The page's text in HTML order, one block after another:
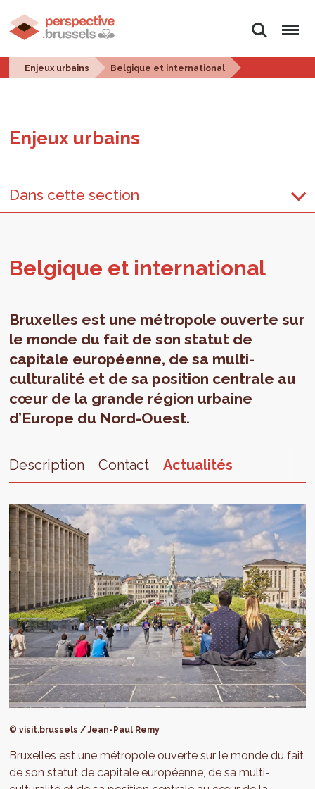
Rechercher
Menu
Enjeux urbains Belgique et international
Enjeux urbains
Dans cette section
Bel­gique et inter­na­tio­nal
Bruxelles est une métropole ouverte sur
le monde du fait de son statut de
capitale européenne, de sa multi-
culturalité et de sa position centrale au
cœur de la grande région urbaine
d’Europe du Nord-Ouest.
Description Contact Actualités
© visit.brussels / Jean-Paul Remy
Bruxelles est une métropole ouverte sur le monde du fait
de son statut de capitale européenne, de sa multi-